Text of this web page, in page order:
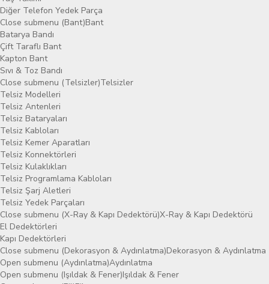
Diğer Telefon Yedek Parça
Close submenu (Bant)Bant
Batarya Bandı
Çift Taraflı Bant
Kapton Bant
Sıvı & Toz Bandı
Close submenu (Telsizler)Telsizler
Telsiz Modelleri
Telsiz Antenleri
Telsiz Bataryaları
Telsiz Kabloları
Telsiz Kemer Aparatları
Telsiz Konnektörleri
Telsiz Kulaklıkları
Telsiz Programlama Kabloları
Telsiz Şarj Aletleri
Telsiz Yedek Parçaları
Close submenu (X-Ray & Kapı Dedektörü)X-Ray & Kapı Dedektörü
El Dedektörleri
Kapı Dedektörleri
Close submenu (Dekorasyon & Aydınlatma)Dekorasyon & Aydınlatma
Open submenu (Aydınlatma)Aydınlatma
Open submenu (Işıldak & Fener)Işıldak & Fener